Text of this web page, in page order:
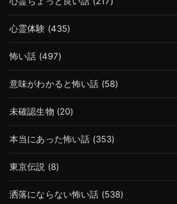
心霊体験 (435)
怖い話 (497)
意味がわかると怖い話 (58)
未確認生物 (20)
本当にあった怖い話 (353)
東京伝説 (8)
洒落にならない怖い話 (538)